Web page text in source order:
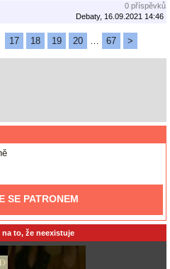
0 příspěvků
Debaty, 16.09.2021 14:46
17 18 19 20 67 >
SE PATRONEM
to, že neexistuje